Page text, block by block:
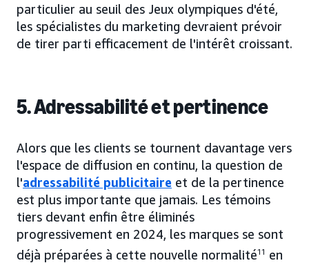
particulier au seuil des Jeux olympiques d'été,
les spécialistes du marketing devraient prévoir
de tirer parti efficacement de l'intérêt croissant.
5. Adressabilité et pertinence
Alors que les clients se tournent davantage vers
l'espace de diffusion en continu, la question de
l'adressabilité publicitaire et de la pertinence
est plus importante que jamais. Les témoins
tiers devant enfin être éliminés
progressivement en 2024, les marques se sont
déjà préparées à cette nouvelle normalité11
en